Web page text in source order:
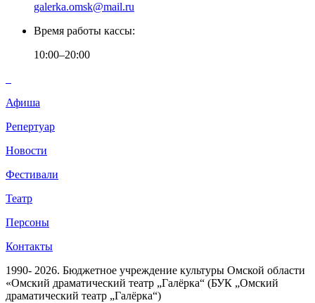
galerka.omsk@mail.ru
Время работы кассы:
10:00–20:00
Афиша
Репертуар
Новости
Фестивали
Театр
Персоны
Контакты
1990- 2026. Бюджетное учреждение культуры Омской области
«Омский драматический театр „Галёрка“ (БУК „Омский
драматический театр „Галёрка“)